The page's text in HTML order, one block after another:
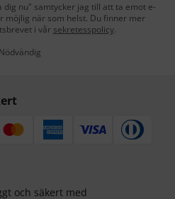
dig nu" samtycker jag till att ta emot e-
möjlig när som helst. Du finner mer
i vår sekretesspolicy.
och säkert med